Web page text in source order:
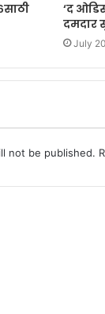
‘द
दमदार
July
not be published.